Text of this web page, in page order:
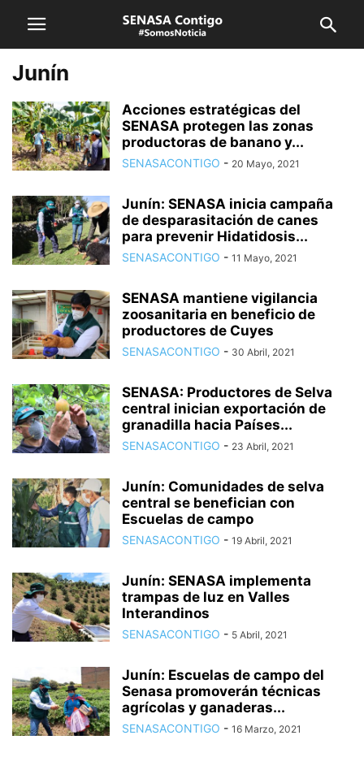
Junín
Acciones estratégicas del
SENASA protegen las zonas
productoras de banano y...
SENASACONTIGO - 20 Mayo, 2021
Junín: SENASA inicia campaña
de desparasitación de canes
para prevenir Hidatidosis...
SENASACONTIGO - 11 Mayo, 2021
SENASA mantiene vigilancia
zoosanitaria en beneficio de
productores de Cuyes
SENASACONTIGO - 30 Abril, 2021
SENASA: Productores de Selva
central inician exportación de
granadilla hacia Países...
SENASACONTIGO - 23 Abril, 2021
Junín: Comunidades de selva
central se benefician con
Escuelas de campo
SENASACONTIGO - 19 Abril, 2021
Junín: SENASA implementa
trampas de luz en Valles
Interandinos
SENASACONTIGO - 5 Abril, 2021
Junín: Escuelas de campo del
Senasa promoverán técnicas
agrícolas y ganaderas...
SENASACONTIGO - 16 Marzo, 2021